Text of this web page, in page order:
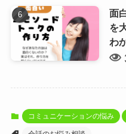
面
を
わ
コミュニケーションの悩み